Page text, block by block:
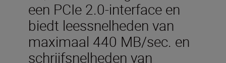
een PCIe 2.0-interface en
biedt leessnelheden van
maximaal 440 MB/sec. en
schrijfsnelheden van